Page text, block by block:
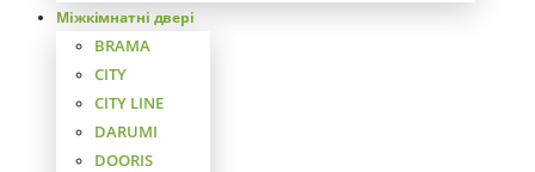
Міжкімнатні двері
BRAMA
CITY
CITY LINE
DARUMI
DOORIS